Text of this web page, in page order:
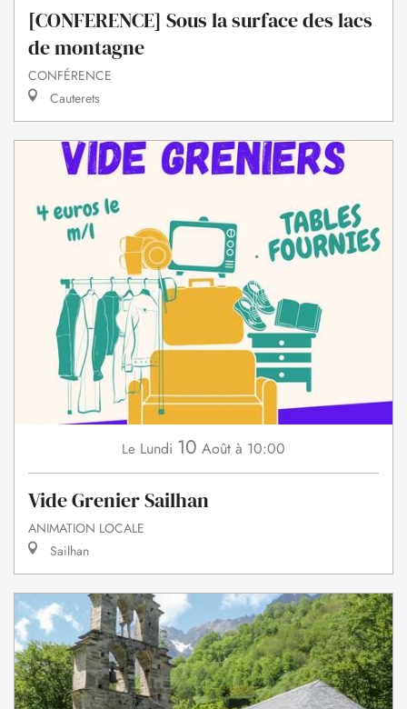
[CONFERENCE] Sous la surface des lacs
de montagne
CONFÉRENCE
Cauterets
Le Lundi 10 Août à 10:00
Vide Grenier Sailhan
ANIMATION LOCALE
Sailhan